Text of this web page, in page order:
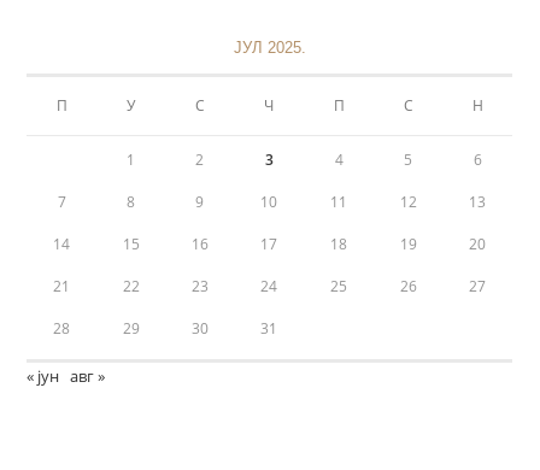
ЈУЛ 2025.
П У С Ч П С Н
1 2 3 4 5 6
7 8 9 10 11 12 13
14 15 16 17 18 19 20
21 22 23 24 25 26 27
28 29 30 31
« јун авг »